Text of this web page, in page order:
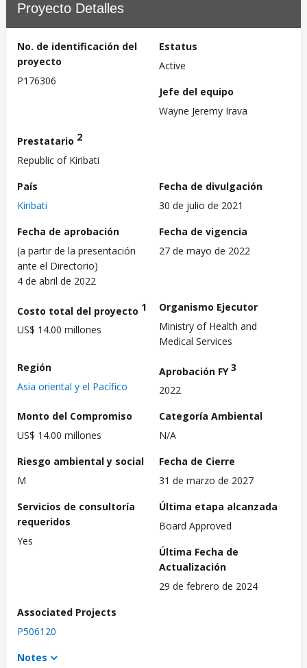
Proyecto Detalles
No. de identificación del
proyecto
P176306
Estatus
Active
Jefe del equipo
Wayne Jeremy Irava
Prestatario 2
Republic of Kiribati
País
Kiribati
Fecha de divulgación
30 de julio de 2021
Fecha de aprobación
(a partir de la presentación
ante el Directorio)
4 de abril de 2022
Fecha de vigencia
27 de mayo de 2022
Costo total del proyecto 1
US$ 14.00 millones
Organismo Ejecutor
Ministry of Health and
Medical Services
Región
Asia oriental y el Pacífico
Aprobación FY3
2022
Monto del Compromiso
US$ 14.00 millones
Categoría Ambiental
N/A
Riesgo ambiental y social
M
Fecha de Cierre
31 de marzo de 2027
Servicios de consultoría
requeridos
Yes
Última etapa alcanzada
Board Approved
Última Fecha de
Actualización
29 de febrero de 2024
Associated Projects
P506120
Notes